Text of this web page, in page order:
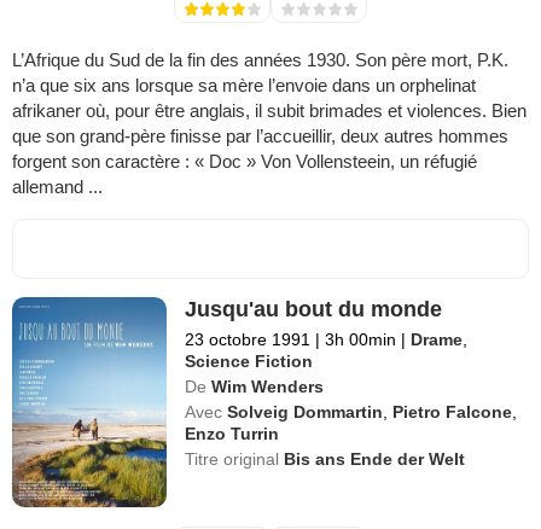
L’Afrique du Sud de la fin des années 1930. Son père mort, P.K.
n’a que six ans lorsque sa mère l’envoie dans un orphelinat
afrikaner où, pour être anglais, il subit brimades et violences. Bien
que son grand-père finisse par l’accueillir, deux autres hommes
forgent son caractère : « Doc » Von Vollensteein, un réfugié
allemand ...
Jusqu'au bout du monde
23 octobre 1991 | 3h 00min | Drame
Science Fiction
De Wim Wenders
Avec Solveig Dommartin Pietro Falcone
Enzo Turrin
Titre original Bis ans Ende der Welt